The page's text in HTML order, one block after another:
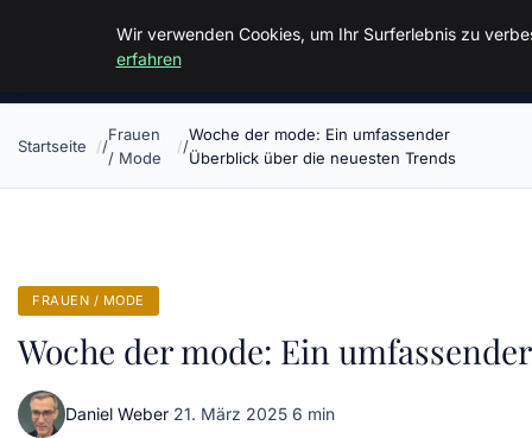
Malzminden
Startseite
Frauen
/ Mode
Woche der mode: Ein umfassender
Überblick über die neuesten Trends
FRAUEN / MODE
Woche der mode: Ein
Daniel Weber·21. März 2025·6 min
Wir verwenden Cookies, um Ihr Surferlebnis zu
erfahren